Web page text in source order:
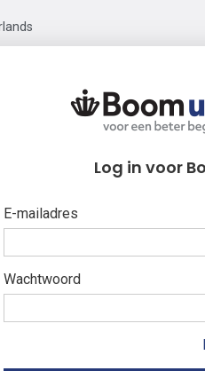
Log in voor
E-mailadres
Wachtwoord